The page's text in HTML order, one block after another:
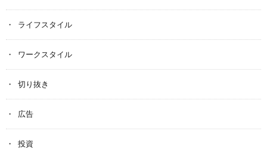
ライフスタイル
ワークスタイル
切り抜き
広告
投資